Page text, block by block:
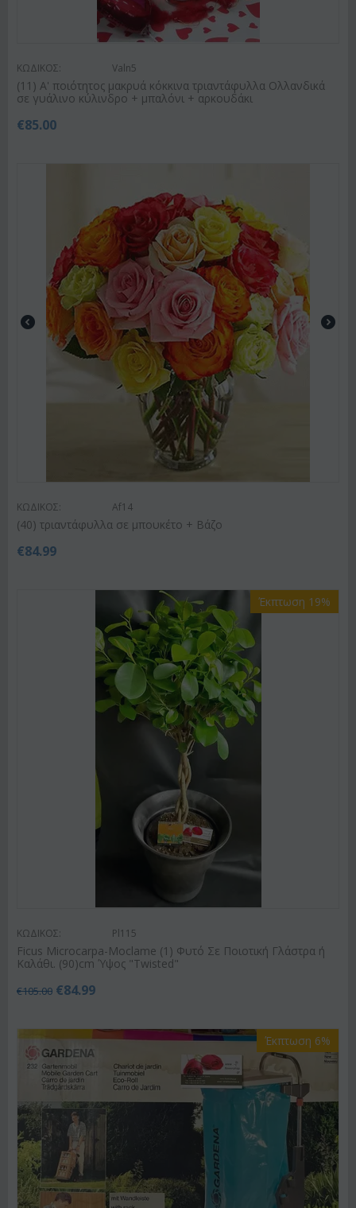
ΚΩΔΙΚΟΣ: Valn5
(11) A' ποιότητος μακρυά κόκκινα τριαντάφυλλα Ολλανδικά
σε γυάλινο κύλινδρο + μπαλόνι + αρκουδάκι
€85.00
ΚΩΔΙΚΟΣ: Af14
(40) τριαντάφυλλα σε μπουκέτο + Βάζο
€84.99
Έκπτωση 19%
ΚΩΔΙΚΟΣ: Pl115
Ficus Microcarpa-Moclame (1) Φυτό Σε Ποιοτική Γλάστρα ή
Καλάθι. (90)cm Ύψος "Twisted"
€105.00 €84.99
Έκπτωση 6%